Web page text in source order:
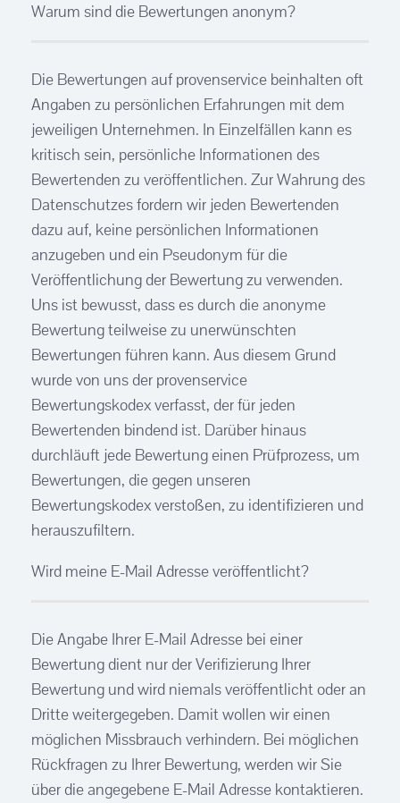
Warum sind die Bewertungen anonym?
Die Bewertungen auf provenservice beinhalten oft
Angaben zu persönlichen Erfahrungen mit dem
jeweiligen Unternehmen. In Einzelfällen kann es
kritisch sein, persönliche Informationen des
Bewertenden zu veröffentlichen. Zur Wahrung des
Datenschutzes fordern wir jeden Bewertenden
dazu auf, keine persönlichen Informationen
anzugeben und ein Pseudonym für die
Veröffentlichung der Bewertung zu verwenden.
Uns ist bewusst, dass es durch die anonyme
Bewertung teilweise zu unerwünschten
Bewertungen führen kann. Aus diesem Grund
wurde von uns der provenservice
Bewertungskodex verfasst, der für jeden
Bewertenden bindend ist. Darüber hinaus
durchläuft jede Bewertung einen Prüfprozess, um
Bewertungen, die gegen unseren
Bewertungskodex verstoßen, zu identifizieren und
herauszufiltern.
Wird meine E-Mail Adresse veröffentlicht?
Die Angabe Ihrer E-Mail Adresse bei einer
Bewertung dient nur der Verifizierung Ihrer
Bewertung und wird niemals veröffentlicht oder an
Dritte weitergegeben. Damit wollen wir einen
möglichen Missbrauch verhindern. Bei möglichen
Rückfragen zu Ihrer Bewertung, werden wir Sie
über die angegebene E-Mail Adresse kontaktieren.